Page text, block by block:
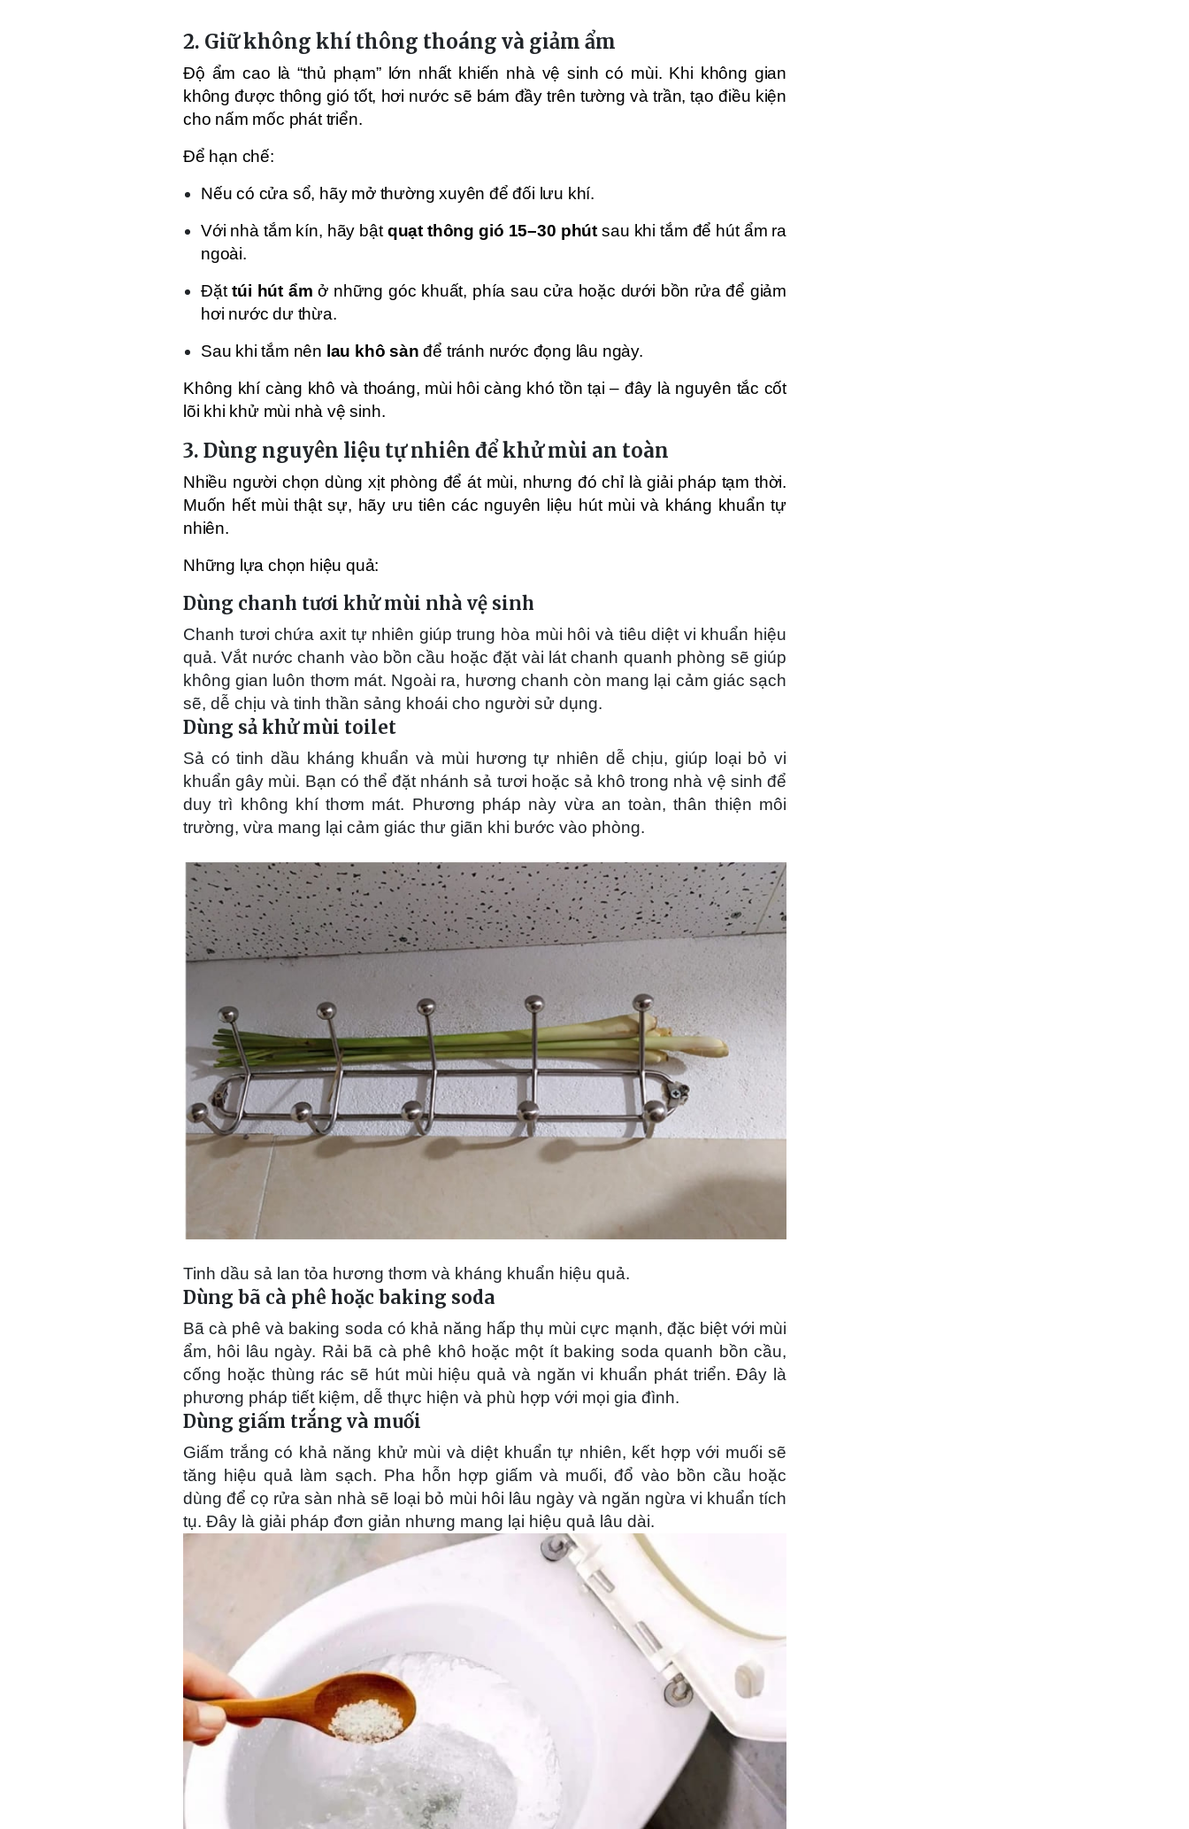
2. Giữ không khí thông thoáng và giảm ẩm
Độ ẩm cao là “thủ phạm” lớn nhất khiến nhà vệ sinh có mùi. Khi không gian
không được thông gió tốt, hơi nước sẽ bám đầy trên tường và trần, tạo điều kiện
cho nấm mốc phát triển.
Để hạn chế:
Nếu có cửa sổ, hãy mở thường xuyên để đối lưu khí.
Với nhà tắm kín, hãy bật quạt thông gió 15–30 phútsau khi tắm để hút ẩm ra
ngoài.
Đặttúi hút ẩm ở những góc khuất, phía sau cửa hoặc dưới bồn rửa để giảm
hơi nước dư thừa.
Sau khi tắm nên lau khô sàn để tránh nước đọng lâu ngày.
Không khí càng khô và thoáng, mùi hôi càng khó tồn tại – đây là nguyên tắc cốt
lõi khi khử mùi nhà vệ sinh.
3. Dùng nguyên liệu tự nhiên để khử mùi an toàn
Nhiều người chọn dùng xịt phòng để át mùi, nhưng đó chỉ là giải pháp tạm thời.
Muốn hết mùi thật sự, hãy ưu tiên các nguyên liệu hút mùi và kháng khuẩn tự
nhiên.
Những lựa chọn hiệu quả:
Dùng chanh tươi khử mùi nhà vệ sinh
Chanh tươi chứa axit tự nhiên giúp trung hòa mùi hôi và tiêu diệt vi khuẩn hiệu
quả. Vắt nước chanh vào bồn cầu hoặc đặt vài lát chanh quanh phòng sẽ giúp
không gian luôn thơm mát. Ngoài ra, hương chanh còn mang lại cảm giác sạch
sẽ, dễ chịu và tinh thần sảng khoái cho người sử dụng.
Dùng sả khử mùi toilet
Sả có tinh dầu kháng khuẩn và mùi hương tự nhiên dễ chịu, giúp loại bỏ vi
khuẩn gây mùi. Bạn có thể đặt nhánh sả tươi hoặc sả khô trong nhà vệ sinh để
duy trì không khí thơm mát. Phương pháp này vừa an toàn, thân thiện môi
trường, vừa mang lại cảm giác thư giãn khi bước vào phòng.
Tinh dầu sả lan tỏa hương thơm và kháng khuẩn hiệu quả.
Dùng bã cà phê hoặc baking soda
Bã cà phê và baking soda có khả năng hấp thụ mùi cực mạnh, đặc biệt với mùi
ẩm, hôi lâu ngày. Rải bã cà phê khô hoặc một ít baking soda quanh bồn cầu,
cống hoặc thùng rác sẽ hút mùi hiệu quả và ngăn vi khuẩn phát triển. Đây là
phương pháp tiết kiệm, dễ thực hiện và phù hợp với mọi gia đình.
Dùng giấm trắng và muối
Giấm trắng có khả năng khử mùi và diệt khuẩn tự nhiên, kết hợp với muối sẽ
tăng hiệu quả làm sạch. Pha hỗn hợp giấm và muối, đổ vào bồn cầu hoặc
dùng để cọ rửa sàn nhà sẽ loại bỏ mùi hôi lâu ngày và ngăn ngừa vi khuẩn tích
tụ. Đây là giải pháp đơn giản nhưng mang lại hiệu quả lâu dài.